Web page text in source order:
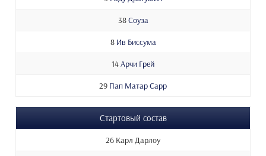
38Соуза
8 Ив Биссума
14Арчи Грей
29 Пап Матар Сарр
Стартовый состав
26 Карл Дарлоу